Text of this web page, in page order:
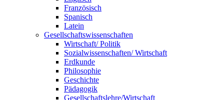
Französisch
Spanisch
Latein
Gesellschaftswissenschaften
Wirtschaft/ Politik
Sozialwissenschaften/ Wirtschaft
Erdkunde
Philosophie
Geschichte
Pädagogik
Gesellschaftslehre/Wirtschaft